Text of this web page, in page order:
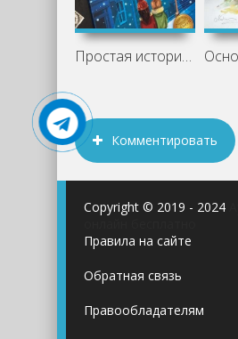
Простая история со вкусом ванили и тепла
Комментировать
Copyright © 2019 - 2024
Правила на сайте
Обратная связь
Правообладателям